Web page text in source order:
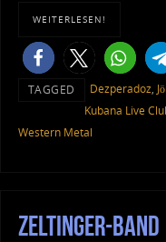
WEITERLESEN!
TAGGED Dezperadoz,
Kubana Live
Western Metal
Zeltinger-Band